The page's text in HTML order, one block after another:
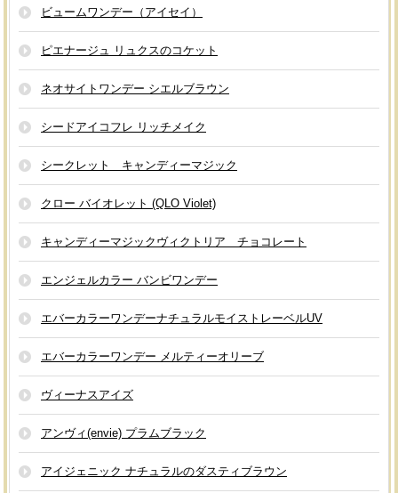
ビュームワンデー（アイセイ）
ピエナージュ リュクスのコケット
ネオサイトワンデー シエルブラウン
シードアイコフレ リッチメイク
シークレット キャンディーマジック
クロー バイオレット (QLO Violet)
キャンディーマジックヴィクトリア チョコレート
エンジェルカラー バンビワンデー
エバーカラーワンデーナチュラルモイストレーベルUV
エバーカラーワンデー メルティーオリーブ
ヴィーナスアイズ
アンヴィ(envie) プラムブラック
アイジェニック ナチュラルのダスティブラウン